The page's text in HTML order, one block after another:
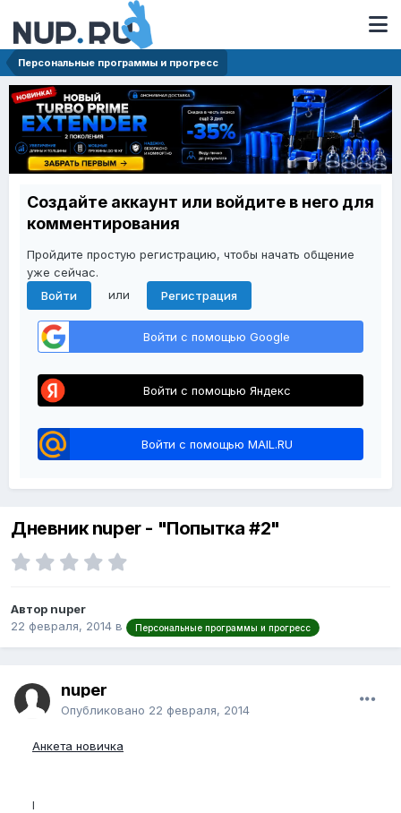
Персональные программы и прогресс
Создайте аккаунт или войдите в него для
комментирования
Пройдите простую регистрацию, чтобы начать общение
уже сейчас.
Войти
или Регистрация
Войти с помощью Google
Войти с помощью Яндекс
Войти с помощью MAIL.RU
Дневник nuper - "Попытка #2"
Автор nuper
22 февраля, 2014 в Персональные программы и прогресс
nuper
Опубликовано 22 февраля, 2014
Анкета новичка
I